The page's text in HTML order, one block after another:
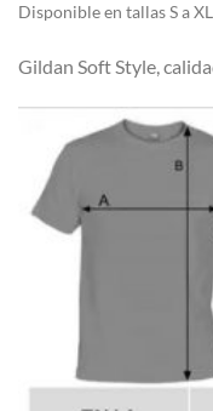
Disponible en tallas S a XL
Gildan Soft Style,